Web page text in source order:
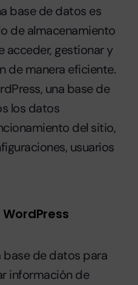
base de datos es
de almacenamiento
gestionar y
de manera eficiente.
una base de
los datos
del sitio,
usuarios
WordPress
base de datos para
información de